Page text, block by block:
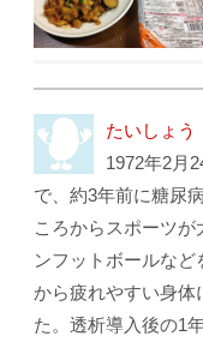
たいしょう
1972年2月
で、約3年前に糖尿
ころからスポーツ
ンフットボールな
から疲れやすい身体
た。透析導入後の1